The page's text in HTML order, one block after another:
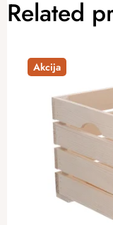
Related
Akcija